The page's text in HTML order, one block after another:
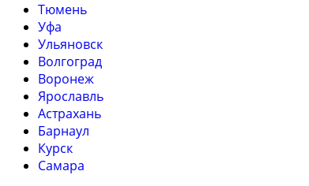
Тюмень
Уфа
Ульяновск
Волгоград
Воронеж
Ярославль
Астрахань
Барнаул
Курск
Самара